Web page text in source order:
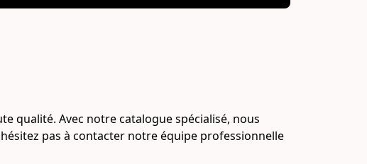
qualité. Avec notre catalogue spécialisé, nous
pas à contacter notre équipe professionnelle